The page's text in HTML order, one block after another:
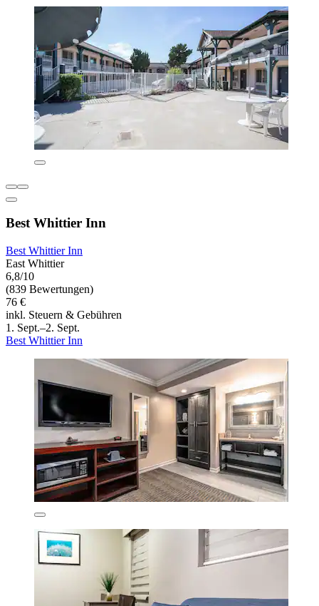
Best Whittier Inn
Best Whittier Inn
East Whittier
6,8/10
(839 Bewertungen)
76 €
inkl. Steuern & Gebühren
1. Sept.–2. Sept.
Best Whittier Inn